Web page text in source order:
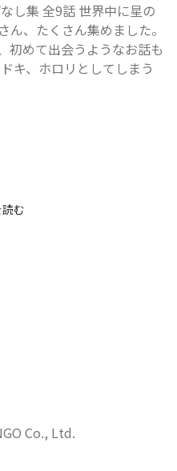
し集 全9話 世界中に星の
、たくさん集めました。
初めて出会うようなお話も
キ、ホロリとしてしまう
む
Co., Ltd.